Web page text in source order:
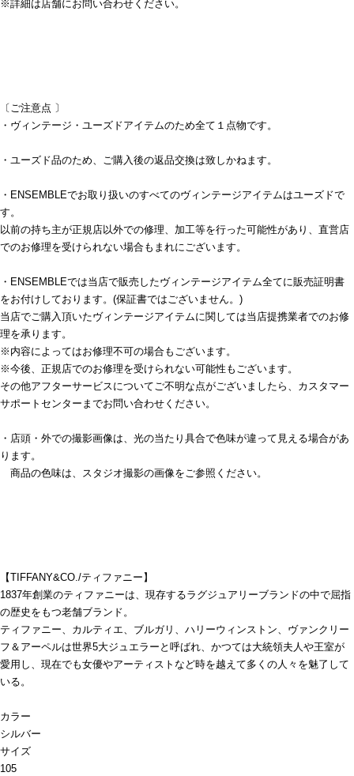
※詳細は店舗にお問い合わせください。
〔ご注意点 〕
・ヴィンテージ・ユーズドアイテムのため全て１点物です。
・ユーズド品のため、ご購入後の返品交換は致しかねます。
・ENSEMBLEでお取り扱いのすべてのヴィンテージアイテムはユーズドで
す。
以前の持ち主が正規店以外での修理、加工等を行った可能性があり、直営店
でのお修理を受けられない場合もまれにございます。
・ENSEMBLEでは当店で販売したヴィンテージアイテム全てに販売証明書
をお付けしております。(保証書ではございません。)
当店でご購入頂いたヴィンテージアイテムに関しては当店提携業者でのお修
理を承ります。
※内容によってはお修理不可の場合もございます。
※今後、正規店でのお修理を受けられない可能性もございます。
その他アフターサービスについてご不明な点がございましたら、カスタマー
サポートセンターまでお問い合わせください。
・店頭・外での撮影画像は、光の当たり具合で色味が違って見える場合があ
ります。
商品の色味は、スタジオ撮影の画像をご参照ください。
【TIFFANY&CO./ティファニー】
1837年創業のティファニーは、現存するラグジュアリーブランドの中で屈指
の歴史をもつ老舗ブランド。
ティファニー、カルティエ、ブルガリ、ハリーウィンストン、ヴァンクリー
フ＆アーペルは世界5大ジュエラーと呼ばれ、かつては大統領夫人や王室が
愛用し、現在でも女優やアーティストなど時を越えて多くの人々を魅了して
いる。
カラー
シルバー
サイズ
105